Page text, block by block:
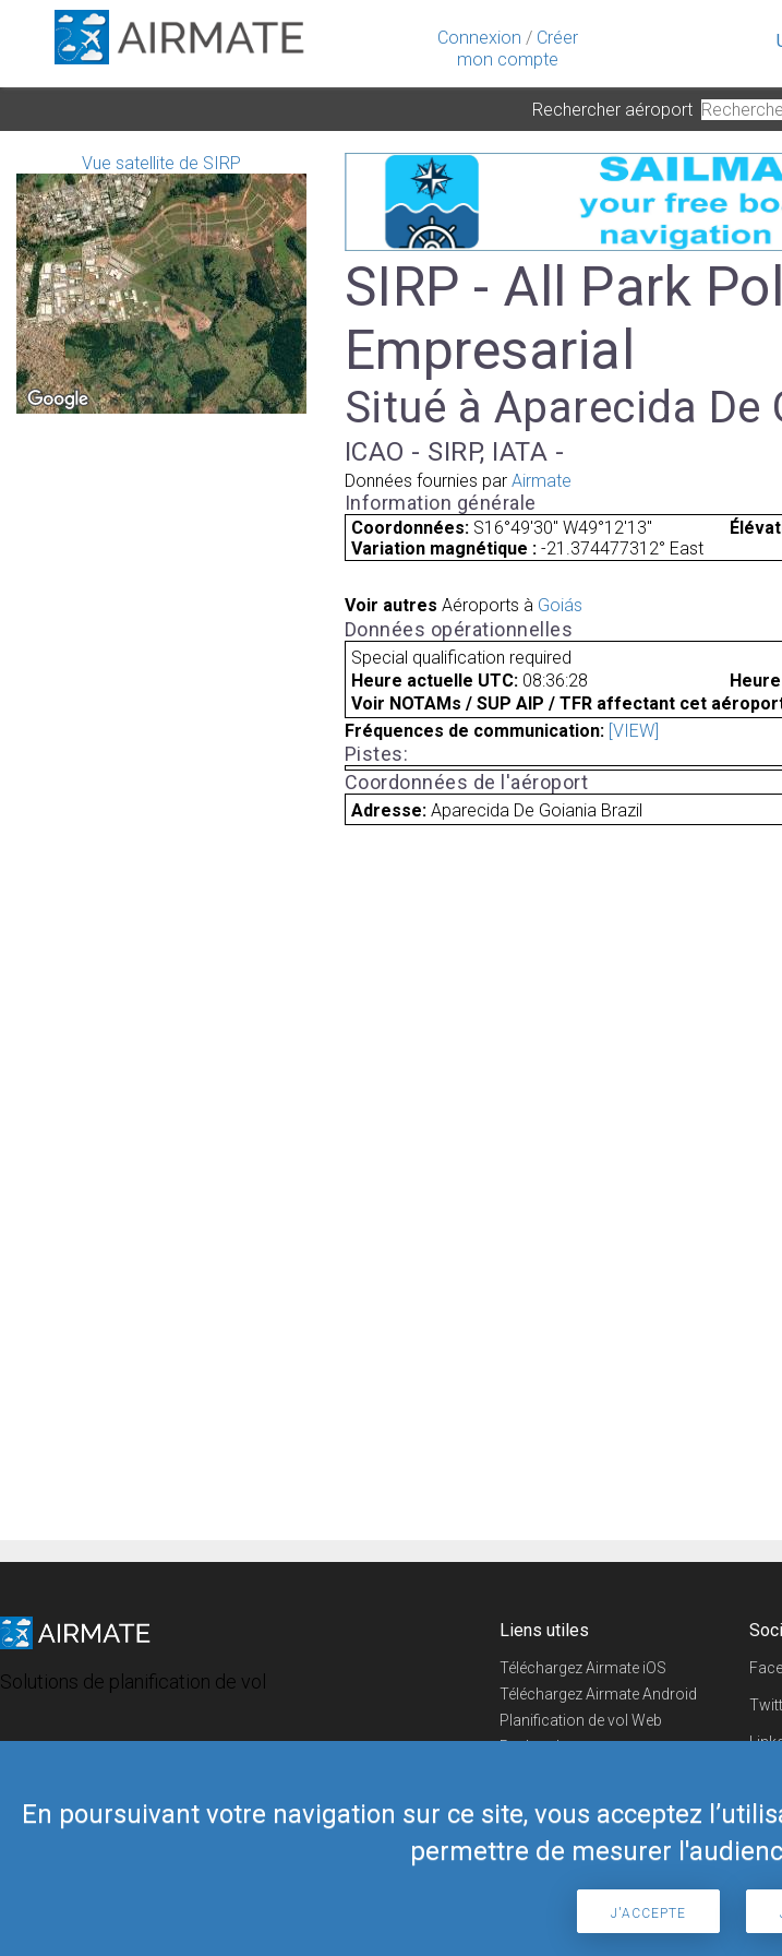
Connexion / Créer
mon compte
En poursuivant votre navigation sur ce site, vous acceptez
permettre de mesurer
J'ACCEPTE
Rechercher aéroport
Vue satellite de SIRP
SIRP - All Park
Empresarial
Situé à Aparecida De
ICAO - SIRP, IATA -
Données fournies par Airmate
Information générale
Coordonnées: S16°49'30" W49°12'13"
Variation magnétique : -21.374477312° East
Voir autres Aéroports à Goiás
Données opérationnelles
Special qualification required
Heure actuelle UTC: 08:36:28
Voir NOTAMs / SUP AIP / TFR affectant cet
Fréquences de communication: [VIEW]
Pistes:
Coordonnées de l'aéroport
Adresse:Aparecida De Goiania Brazil
Solutions de planification de vol
Liens utiles
Téléchargez Airmate iOS
Téléchargez Airmate Android
Planification de vol Web
Recherche
Boutique Airmate